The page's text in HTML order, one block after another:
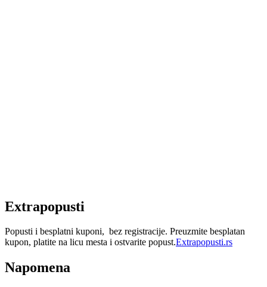
Extrapopusti
Popusti i besplatni kuponi, bez registracije. Preuzmite besplatan
kupon, platite na licu mesta i ostvarite popust.Extrapopusti.rs
Napomena